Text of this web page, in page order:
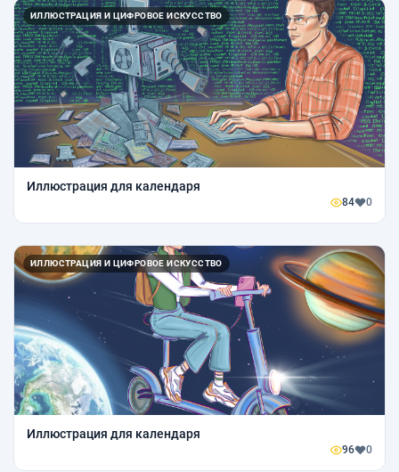
ИЛЛЮСТРАЦИЯ И ЦИФРОВОЕ ИСКУССТВО
Иллюстрация для календаря
84 0
ИЛЛЮСТРАЦИЯ И ЦИФРОВОЕ ИСКУССТВО
Иллюстрация для календаря
96 0